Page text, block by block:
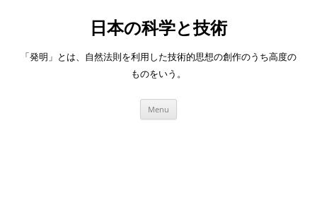
日本の科学と技術
「発明」とは、自然法則を利用した技術的思想の創作のうち高度の
ものをいう。
Menu